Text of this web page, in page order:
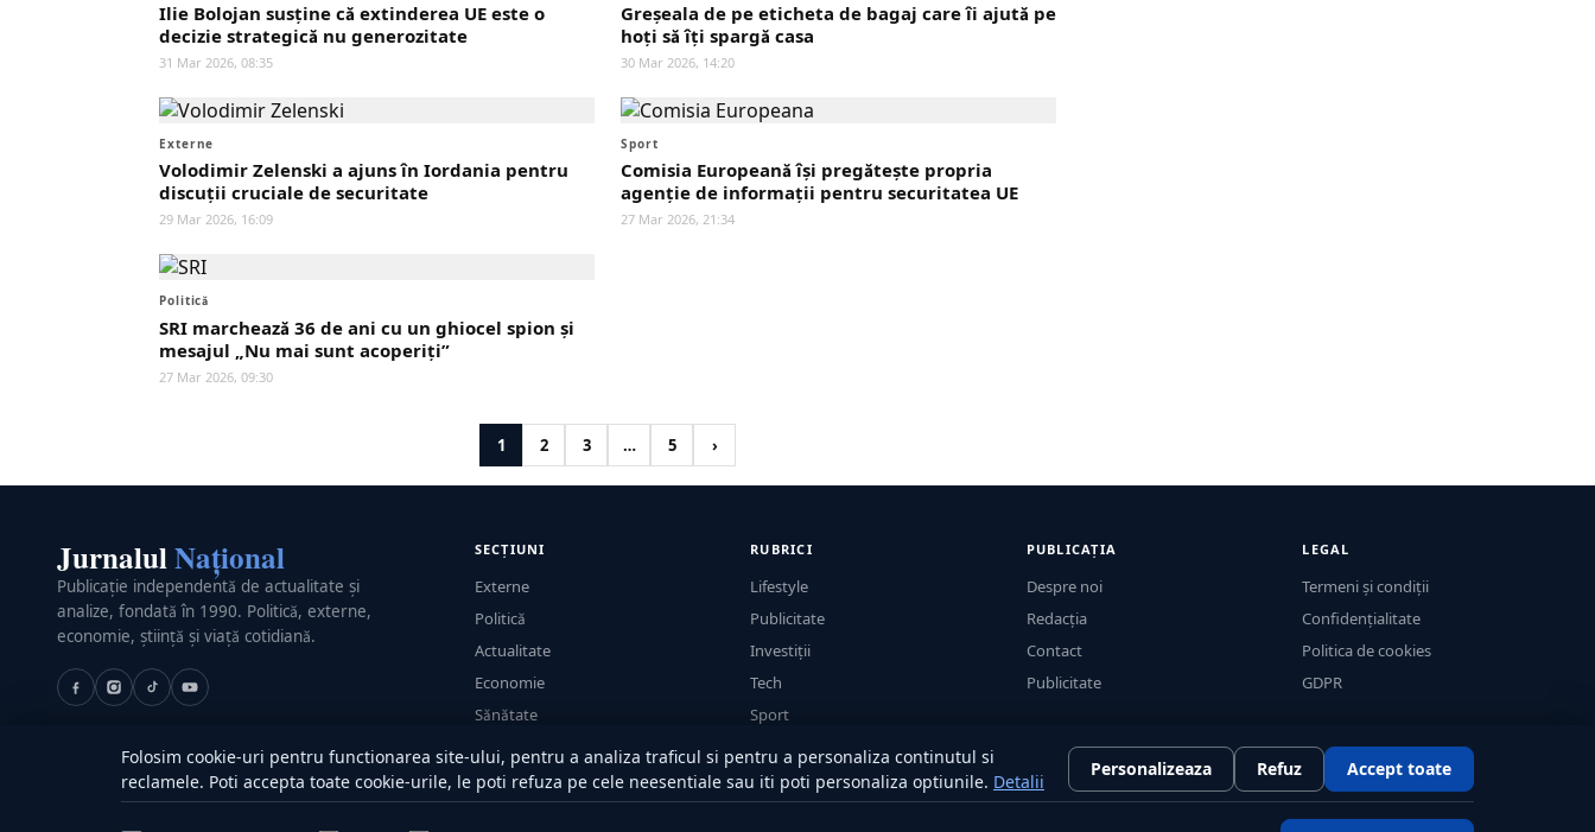
Ilie Bolojan susține că extinderea UE este o
decizie strategică nu generozitate
31 Mar 2026, 08:35
Greșeala de pe eticheta de bagaj care îi ajută pe
hoți să îți spargă casa
30 Mar 2026, 14:20
Externe
Volodimir Zelenski a ajuns în Iordania pentru
discuții cruciale de securitate
29 Mar 2026, 16:09
Sport
Comisia Europeană își pregătește propria
agenție de informații pentru securitatea UE
27 Mar 2026, 21:34
Politică
SRI marchează 36 de ani cu un ghiocel spion și
mesajul „Nu mai sunt acoperiți”
27 Mar 2026, 09:30
1 2 3 … 5 ›
JurnalulNațional
Publicație independentă de actualitate și
analize, fondată în 1990. Politică, externe,
economie, știință și viață cotidiană.
SECȚIUNI
Externe
Politică
Actualitate
Economie
Sănătate
Utile
RUBRICI
Lifestyle
Publicitate
Investiții
Tech
Sport
Casă și Grădină
PUBLICAȚIA
Despre noi
Redacția
Contact
Publicitate
LEGAL
Termeni și condiții
Confidențialitate
Politica de cookies
GDPR
Folosim cookie-uri pentru functionarea site-ului, pentru a analiza traficul si pentru a personaliza continutul si
reclamele. Poti accepta toate cookie-urile, le poti refuza pe cele neesentiale sau iti poti personaliza optiunile. Detalii
Personalizeaza Refuz Accept toate